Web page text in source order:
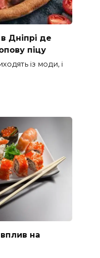
Дніпрі де
піцу
із моди, і
на